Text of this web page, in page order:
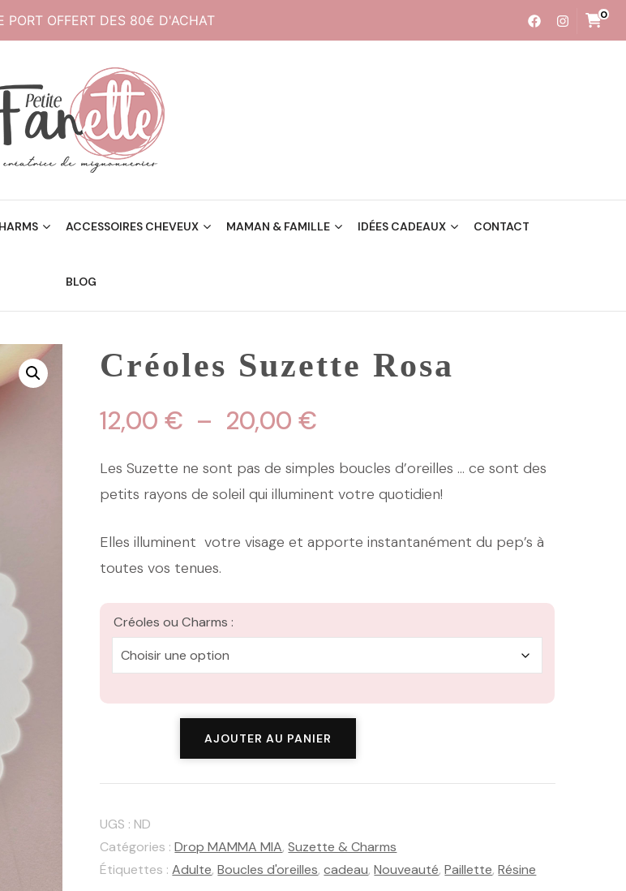
PORT OFFERT DES 80€ D'ACHAT 0
Petite Fanette
Créatrice de mignonneries
ACCESSOIRES CHEVEUX MAMAN & FAMILLE IDÉES CADEAUX CONTACT
BLOG
Créoles Suzette Rosa
12,00€ – 20,00€
de
prix :
12,00 €
20,00 €
Les Suzette ne sont pas de simples boucles d’oreilles … ce sont des
petits rayons de soleil qui illuminent votre quotidien!
Elles illuminent votre visage et apporte instantanément du pep’s à
toutes vos tenues.
Créoles ou Charms :
Suzette
Rosa
AJOUTER AU PANIER
UGS : ND
Catégories :Drop MAMMA MIA,Suzette & Charms
Étiquettes :Adulte,Boucles d'oreilles,cadeau,Nouveauté,Paillette,Résine